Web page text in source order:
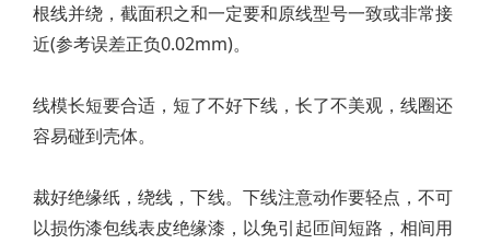
根线并绕，截面积之和一定要和原线型号一致或非常接
近(参考误差正负0.02mm)。
线模长短要合适，短了不好下线，长了不美观，线圈还
容易碰到壳体。
裁好绝缘纸，绕线，下线。下线注意动作要轻点，不可
以损伤漆包线表皮绝缘漆，以免引起匝间短路，相间用